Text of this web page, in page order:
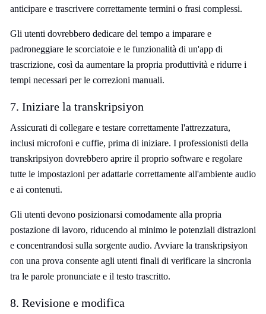
anticipare e trascrivere correttamente termini o frasi complessi.
Gli utenti dovrebbero dedicare del tempo a imparare e
padroneggiare le scorciatoie e le funzionalità di un'app di
trascrizione, così da aumentare la propria produttività e ridurre i
tempi necessari per le correzioni manuali.
7. Iniziare la transkripsiyon
Assicurati di collegare e testare correttamente l'attrezzatura,
inclusi microfoni e cuffie, prima di iniziare. I professionisti della
transkripsiyon dovrebbero aprire il proprio software e regolare
tutte le impostazioni per adattarle correttamente all'ambiente audio
e ai contenuti.
Gli utenti devono posizionarsi comodamente alla propria
postazione di lavoro, riducendo al minimo le potenziali distrazioni
e concentrandosi sulla sorgente audio. Avviare la transkripsiyon
con una prova consente agli utenti finali di verificare la sincronia
tra le parole pronunciate e il testo trascritto.
8. Revisione e modifica